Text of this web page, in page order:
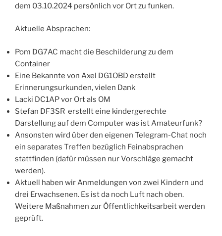
dem 03.10.2024 persönlich vor Ort zu funken.
Aktuelle Absprachen:
Pom DG7AC macht die Beschilderung zu dem
Container
Eine Bekannte von Axel DG1OBD erstellt
Erinnerungsurkunden, vielen Dank
Lacki DC1AP vor Ort als OM
Stefan DF3SR erstellt eine kindergerechte
Darstellung auf dem Computer was ist Amateurfunk?
Ansonsten wird über den eigenen Telegram-Chat noch
ein separates Treffen bezüglich Feinabsprachen
stattfinden (dafür müssen nur Vorschläge gemacht
werden).
Aktuell haben wir Anmeldungen von zwei Kindern und
drei Erwachsenen. Es ist da noch Luft nach oben.
Weitere Maßnahmen zur Öffentlichkeitsarbeit werden
geprüft.